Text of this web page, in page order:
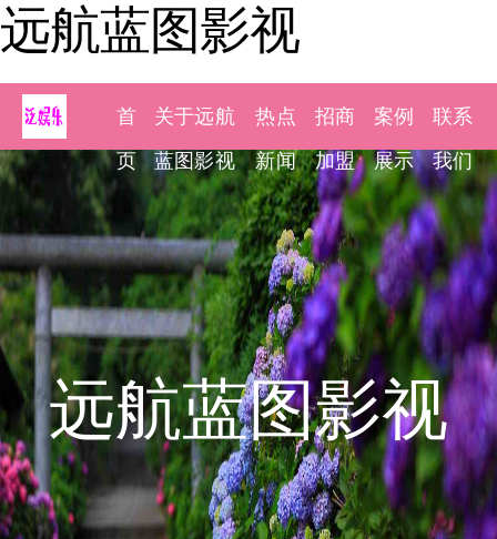
远航蓝图影视
首
页
关于远航
蓝图影视
热点
新闻
招商
加盟
案例
展示
联系
我们
远航蓝图影视